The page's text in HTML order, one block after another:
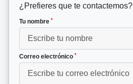
¿Prefieres que te contactemos?
Tu nombre *
Correo electrónico *